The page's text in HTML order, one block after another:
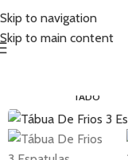
Skip to navigation
Skip to main content
TADO